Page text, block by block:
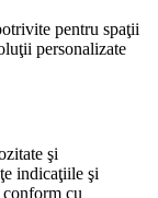
pentru spaţii
personalizate
şi
indicaţiile şi
cu